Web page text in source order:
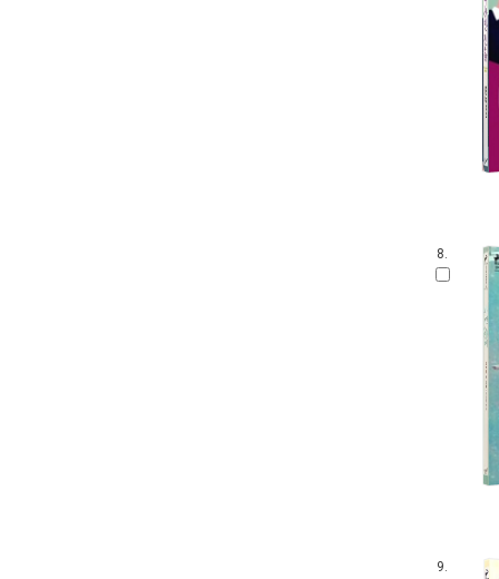
8.
9.